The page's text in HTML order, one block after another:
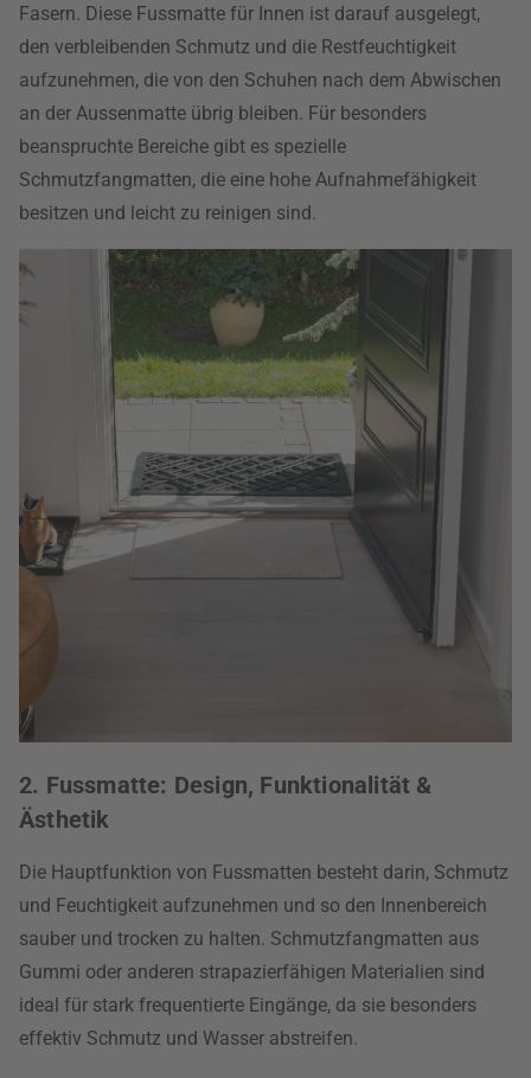
Fasern. Diese Fussmatte für Innen ist darauf ausgelegt,
den verbleibenden Schmutz und die Restfeuchtigkeit
aufzunehmen, die von den Schuhen nach dem Abwischen
an der Aussenmatte übrig bleiben. Für besonders
beanspruchte Bereiche gibt es spezielle
Schmutzfangmatten, die eine hohe Aufnahmefähigkeit
besitzen und leicht zu reinigen sind.
2. Fussmatte: Design, Funktionalität &
Ästhetik
Die Hauptfunktion von Fussmatten besteht darin, Schmutz
und Feuchtigkeit aufzunehmen und so den Innenbereich
sauber und trocken zu halten. Schmutzfangmatten aus
Gummi oder anderen strapazierfähigen Materialien sind
ideal für stark frequentierte Eingänge, da sie besonders
effektiv Schmutz und Wasser abstreifen.